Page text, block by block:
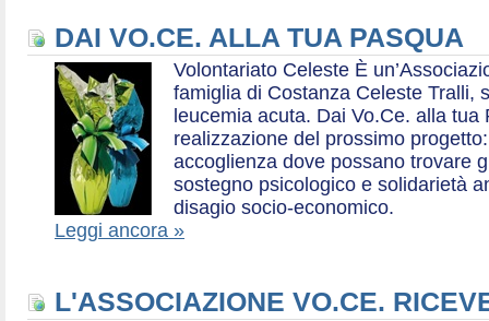
DAI VO.CE. ALLA TUA PASQUA
Volontariato Celeste È
famiglia di Costanza Celeste Tralli,
leucemia acuta. Dai Vo.Ce. alla tua
realizzazione del prossimo
accoglienza dove possano trovare
sostegno psicologico e solidarietà
disagio socio-economico.
Leggi ancora »
L'ASSOCIAZIONE VO.CE.